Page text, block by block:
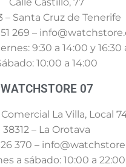
Calle Castillo, 77
– Santa Cruz de Tenerife
269 –
9:30 a 14:00 y 16:30
10:00 a 14:00
WATCHSTORE 07
La Villa, Local
38312 – La Orotava
370 –
a sábado: 10:00 a 22:00